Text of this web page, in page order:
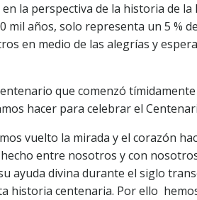
la perspectiva de la historia de
mil años, solo representa un 5 %
en medio de las alegrías y
que comenzó
hacer para celebrar el
vuelto la mirada y el corazón
entre nosotros y con
ayuda divina durante el siglo
historia centenaria. Por ello